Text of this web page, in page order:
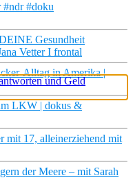
#ndr #doku
Gesundheit
Vetter I frontal
Alltag in Amerika |
LKW | dokus &
mit 17, alleinerziehend mit
der Meere – mit Sarah